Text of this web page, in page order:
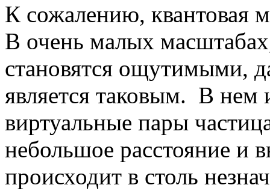
К сожалению, квантовая
В очень малых
становятся ощутимыми,
является таковым. В нем
виртуальные пары
небольшое расстояние и
происходит в столь